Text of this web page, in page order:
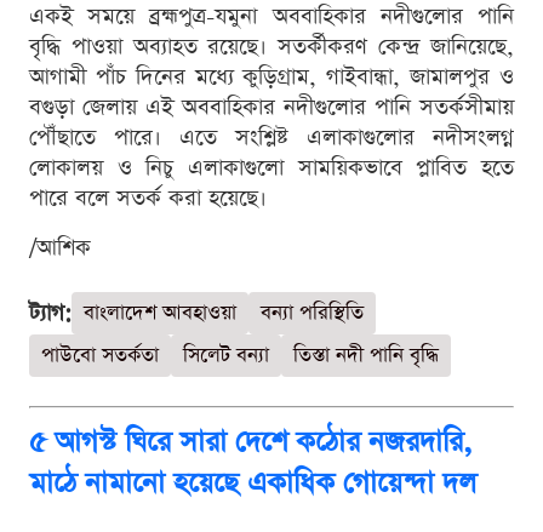
একই সময়ে ব্রহ্মপুত্র-যমুনা অববাহিকার নদীগুলোর পানি
বৃদ্ধি পাওয়া অব্যাহত রয়েছে। সতর্কীকরণ কেন্দ্র জানিয়েছে,
আগামী পাঁচ দিনের মধ্যে কুড়িগ্রাম, গাইবান্ধা, জামালপুর ও
বগুড়া জেলায় এই অববাহিকার নদীগুলোর পানি সতর্কসীমায়
পৌঁছাতে পারে। এতে সংশ্লিষ্ট এলাকাগুলোর নদীসংলগ্ন
লোকালয় ও নিচু এলাকাগুলো সাময়িকভাবে প্লাবিত হতে
পারে বলে সতর্ক করা হয়েছে।
/আশিক
ট্যাগ: বাংলাদেশ আবহাওয়া
বন্যা পরিস্থিতি
পাউবো সতর্কতা
সিলেট বন্যা তিস্তা নদী পানি বৃদ্ধি
৫ আগস্ট ঘিরে সারা দেশে কঠোর নজরদারি,
মাঠে নামানো হয়েছে একাধিক গোয়েন্দা দল